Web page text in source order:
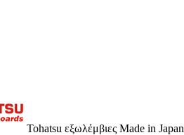
Tohatsu εξωλέμβιες Made in Japan